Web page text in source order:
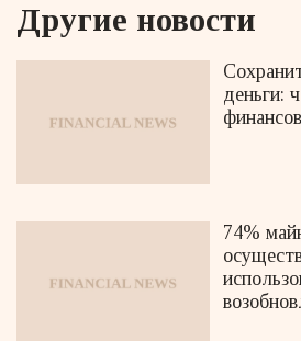
Другие новости
деньги:
74%